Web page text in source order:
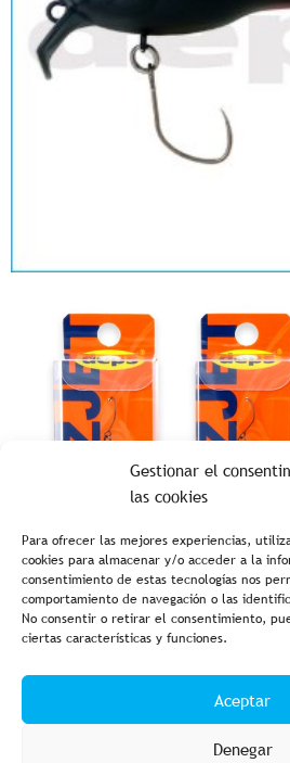
Gestionar el
las cookies
Para ofrecer las mejores experiencias,
cookies para almacenar y/o acceder a la
consentimiento de estas tecnologías nos
comportamiento de navegación o las
No consentir o retirar el consentimiento,
ciertas características y funciones.
Aceptar
Denegar